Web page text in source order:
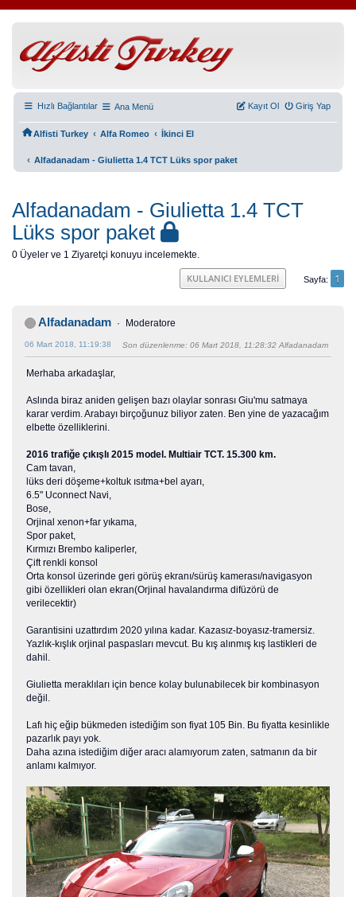
Hızlı Bağlantılar Ana Menü Giriş Yap
Kayıt Ol
Alfisti Turkey ‹ Alfa Romeo ‹ İkinci El
‹ Alfadanadam - Giulietta 1.4 TCT Lüks spor paket
Alfadanadam - Giulietta 1.4 TCT
Lüks spor paket
0 Üyeler ve 1 Ziyaretçi konuyu incelemekte.
Sayfa 1
KULLANICI EYLEMLERI
Alfadanadam Moderatore
06 Mart 2018, 11:19:38 Son düzenlenme: 06 Mart 2018, 11:28:32 Alfadanadam
Merhaba arkadaşlar,
Aslında biraz aniden gelişen bazı olaylar sonrası Giu'mu satmaya
karar verdim. Arabayı birçoğunuz biliyor zaten. Ben yine de yazacağım
elbette özelliklerini.
2016 trafiğe çıkışlı 2015 model. Multiair TCT. 15.300 km.
Cam tavan,
lüks deri döşeme+koltuk ısıtma+bel ayarı,
6.5" Uconnect Navi,
Bose,
Orjinal xenon+far yıkama,
Spor paket,
Kırmızı Brembo kaliperler,
Çift renkli konsol
Orta konsol üzerinde geri görüş ekranı/sürüş kamerası/navigasyon
gibi özellikleri olan ekran(Orjinal havalandırma difüzörü de
verilecektir)
Garantisini uzattırdım 2020 yılına kadar. Kazasız-boyasız-tramersiz.
Yazlık-kışlık orjinal paspasları mevcut. Bu kış alınmış kış lastikleri de
dahil.
Giulietta meraklıları için bence kolay bulunabilecek bir kombinasyon
değil.
Lafı hiç eğip bükmeden istediğim son fiyat 105 Bin. Bu fiyatta kesinlikle
pazarlık payı yok.
Daha azına istediğim diğer aracı alamıyorum zaten, satmanın da bir
anlamı kalmıyor.